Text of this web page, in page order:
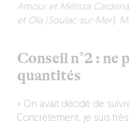
Amour et Mélissa
et Ola (Soulac-sur-Mer).
Conseil n°2 : ne
quantités
« On avait décidé de
Concrètement, je suis